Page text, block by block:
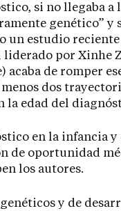
si no llegaba a
genético” y
un estudio
por Xinhe
de romper
dos
la edad del
en la infancia y
de oportunidad
los autores.
y de